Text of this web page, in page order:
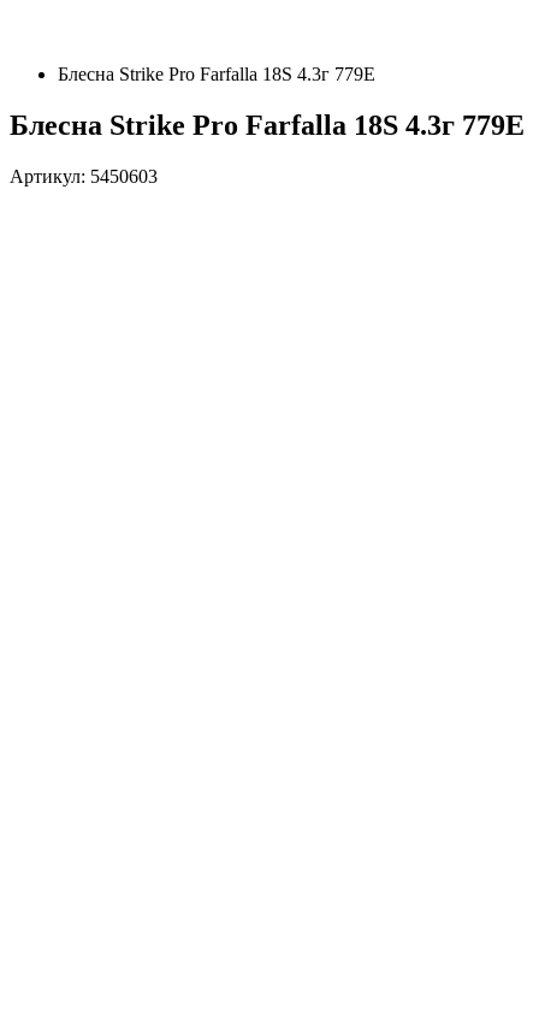
Блесна Strike Pro Farfalla 18S 4.3г 779E
Блесна Strike Pro Farfalla 18S 4.3г 779E
Артикул: 5450603